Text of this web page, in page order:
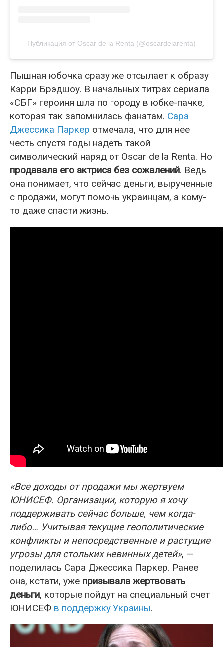
Публикация от Oscar de la Renta (@oscardelarenta)
Пышная юбочка сразу же отсылает к образу
Кэрри Брэдшоу. В начальных титрах сериала
«СБГ» героиня шла по городу в юбке-пачке,
которая так запомнилась фанатам. Сара
Джессика Паркер отмечала, что для нее
честь спустя годы надеть такой
символический наряд от Oscar de la Renta. Но
продавала его актриса без сожалений. Ведь
она понимает, что сейчас деньги, вырученные
с продажи, могут помочь украинцам, а кому-
то даже спасти жизнь.
«Все доходы от продажи мы жертвуем
ЮНИСЕФ. Организации, которую я хочу
поддерживать сейчас больше, чем когда-
либо… Учитывая текущие геополитические
конфликты и непосредственные и растущие
угрозы для стольких невинных детей», —
поделилась Сара Джессика Паркер. Ранее
она, кстати, уже призывала жертвовать
деньги, которые пойдут на специальный счет
ЮНИСЕФ в поддержку Украины.